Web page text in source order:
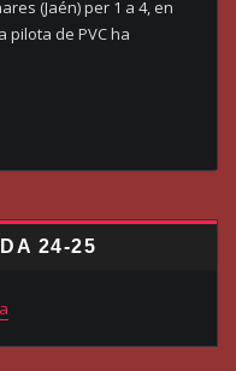
(Jaén) per 1 a 4, en
pilota de PVC ha
24-25